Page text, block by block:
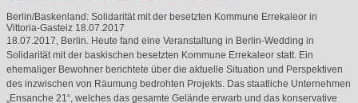
Berlin/Baskenland: Solidarität mit der besetzten Kommune Errekaleor in
Vittoria-Gasteiz 18.07.2017
18.07.2017, Berlin. Heute fand eine Veranstaltung in Berlin-Wedding in
Solidarität mit der baskischen besetzten Kommune Errekaleor statt. Ein
ehemaliger Bewohner berichtete über die aktuelle Situation und Perspektiven
des inzwischen von Räumung bedrohten Projekts. Das staatliche Unternehmen
„Ensanche 21“, welches das gesamte Gelände erwarb und das konservative